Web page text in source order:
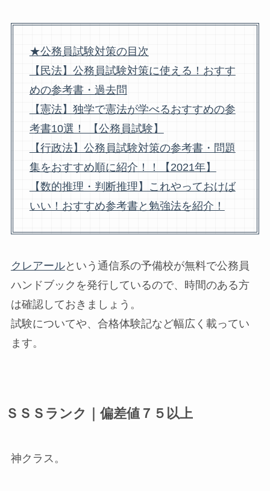
★公務員試験対策の目次
【民法】公務員試験対策に使える！おすす
めの参考書・過去問
【憲法】独学で憲法が学べるおすすめの参
考書10選！ 【公務員試験】
【行政法】公務員試験対策の参考書・問題
集をおすすめ順に紹介！！【2021年】
【数的推理・判断推理】これやっておけば
いい！おすすめ参考書と勉強法を紹介！
クレアールという通信系の予備校が無料で公務員
ハンドブックを発行しているので、時間のある方
は確認しておきましょう。
試験についてや、合格体験記など幅広く載ってい
ます。
ＳＳＳランク｜偏差値７５以上
神クラス。